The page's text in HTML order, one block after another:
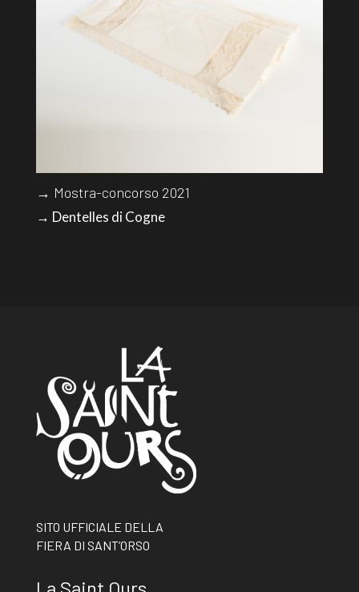
→ Mostra-concorso 2021
→ Dentelles di Cogne
SITO UFFICIALE DELLA
FIERA DI SANT’ORSO